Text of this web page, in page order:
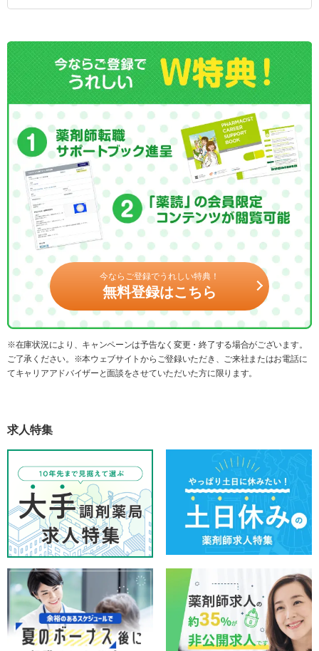
今ならご登録でうれしい特典！
無料登録はこちら
※在庫状況により、キャンペーンは予告なく変更・終了する場合がございます。
ご了承ください。※本ウェブサイトからご登録いただき、ご来社またはお電話に
てキャリアアドバイザーと面談をさせていただいた方に限ります。
求人特集